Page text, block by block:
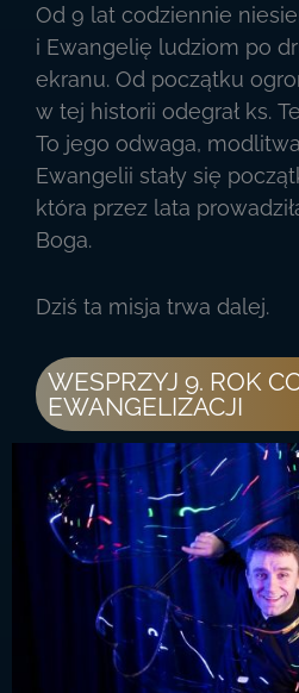
Od 9 lat codziennie
i Ewangelię ludziom po
ekranu. Od początku
w tej historii odegrał ks.
To jego odwaga,
Ewangelii stały się
która przez lata
Boga.
Dziś ta misja trwa dalej.
WESPRZYJ 9. ROK
EWANGELIZACJI